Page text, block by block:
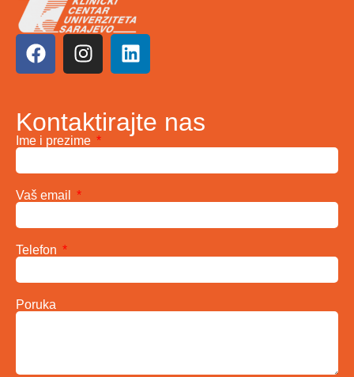
Kontaktirajte nas
Ime i prezime
Vaš email
Telefon
Poruka